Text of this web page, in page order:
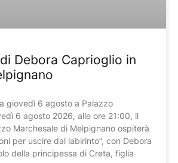
di Debora Caprioglio in
giovedì 6 agosto a Palazzo
6 agosto 2026, alle ore 21:00, il
Marchesale di Melpignano ospiterà
per uscire dal labirinto”, con Debora
della principessa di Creta, figlia